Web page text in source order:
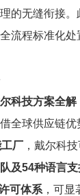
的无缝衔接
流程标准化
科技方案全解
全球供应链
厂 ，戴尔科
及54种语言支
可体系 ，可